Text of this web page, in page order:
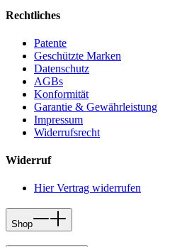
Rechtliches
Patente
Geschützte Marken
Datenschutz
AGBs
Konformität
Garantie & Gewährleistung
Impressum
Widerrufsrecht
Widerruf
Hier Vertrag widerrufen
Shop